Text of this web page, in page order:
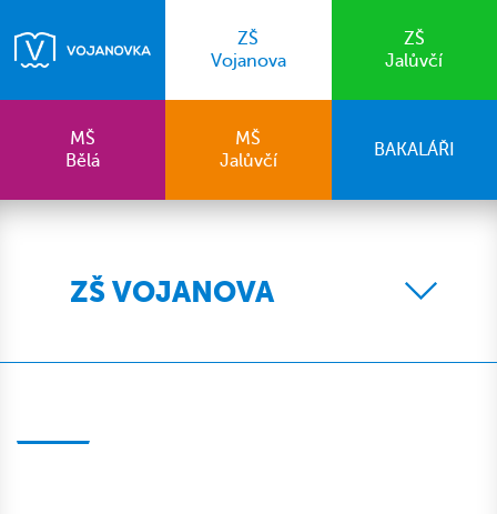
ZŠ
Vojanova
ZŠ
Jalůvčí
MŠ
Bělá
MŠ
Jalůvčí
BAKALÁŘI
ZŠ VOJANOVA